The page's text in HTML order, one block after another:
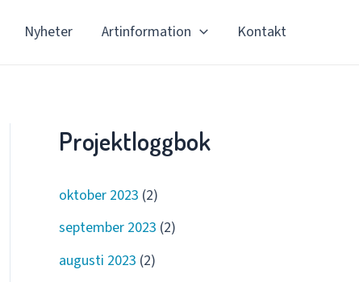
Nyheter Artinformation Kontakt
Projektloggbok
oktober 2023 (2)
september 2023 (2)
augusti 2023 (2)